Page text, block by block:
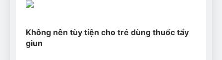
Không nên tùy tiện cho trẻ dùng thuốc tẩy
giun